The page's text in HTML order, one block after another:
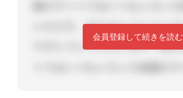
会員登録して続きを読む